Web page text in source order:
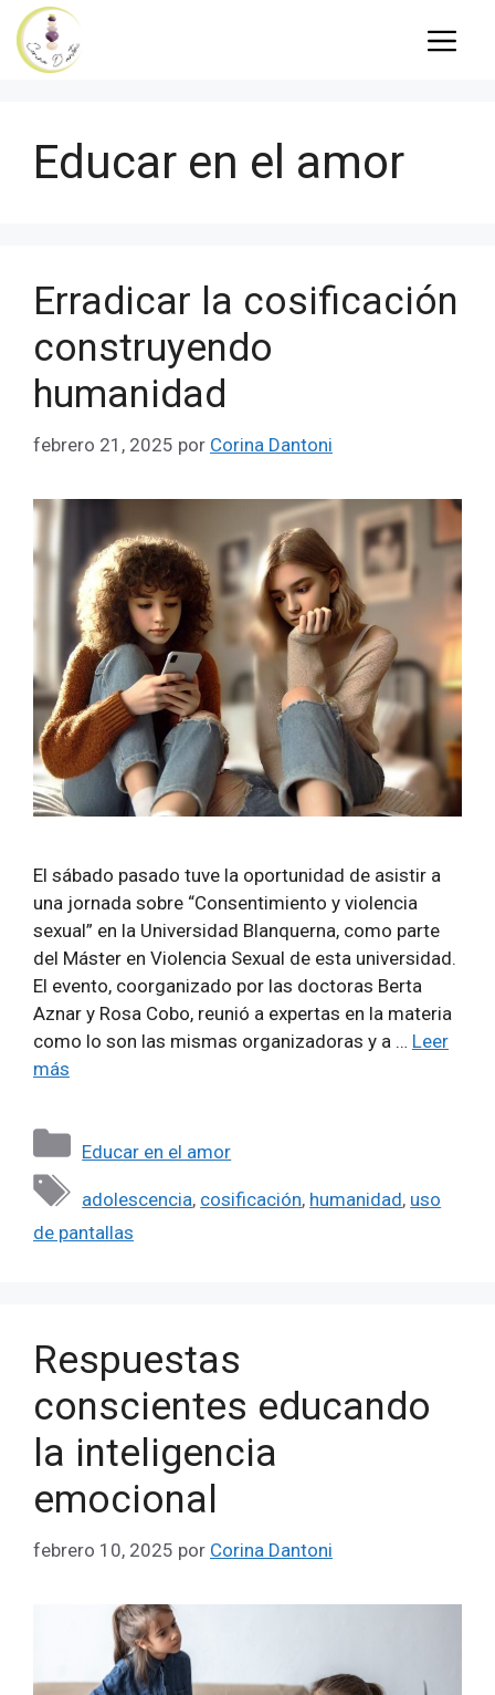
Saltar
contenido
MENÚ
Educar en el amor
Erradicar la cosificación
construyendo
humanidad
febrero 21, 2025 por Corina Dantoni
El sábado pasado tuve la oportunidad de asistir a
una jornada sobre “Consentimiento y violencia
sexual” en la Universidad Blanquerna, como parte
del Máster en Violencia Sexual de esta universidad.
El evento, coorganizado por las doctoras Berta
Aznar y Rosa Cobo, reunió a expertas en la materia
como lo son las mismas organizadoras y a … Leer
más
Educar en el amor
adolescencia, cosificación, humanidad, uso
de pantallas
Respuestas
conscientes educando
la inteligencia
emocional
febrero 10, 2025 por Corina Dantoni